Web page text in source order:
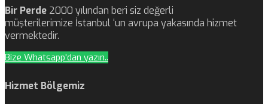
Bir Perde 2000 yılından beri siz değerli
müşterilerimize İstanbul ‘un avrupa yakasında hizmet
vermektedir.
Bize Whatsapp'dan yazın..
Hizmet Bölgemiz